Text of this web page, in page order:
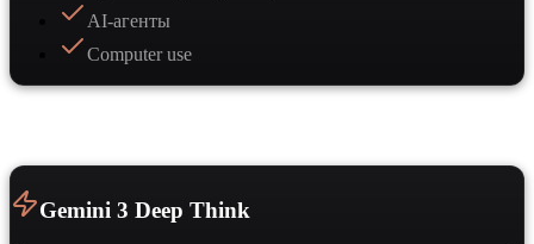
AI-агенты
Computer use
Gemini 3 Deep Think